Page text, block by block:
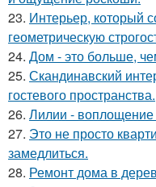
23. Интерьер, который
геометрическую
24. Дом - это больше,
25. Скандинавский
гостевого пространства.
26. Лилии - воплощение
27. Это не просто
замедлиться.
28. Ремонт дома в